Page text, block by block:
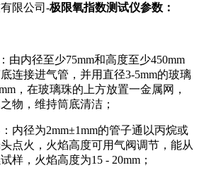
限公司-极限氧指数测试仪参数：
由内径至少75mm和高度至少450mm
连接进气管，并用直径3-5mm的玻璃
，在玻璃珠的上方放置一金属网，
物，维持筒底清洁；
内径为2mm±1mm的管子通以丙烷或
点火，火焰高度可用气阀调节，能从
样，火焰高度为15 - 20mm；